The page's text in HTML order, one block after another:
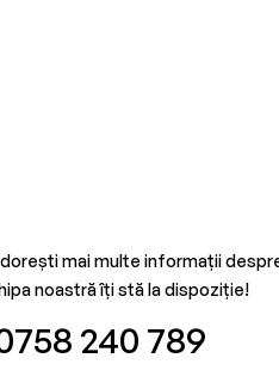
mai multe informații
noastră îți stă la dispoziție!
240 789